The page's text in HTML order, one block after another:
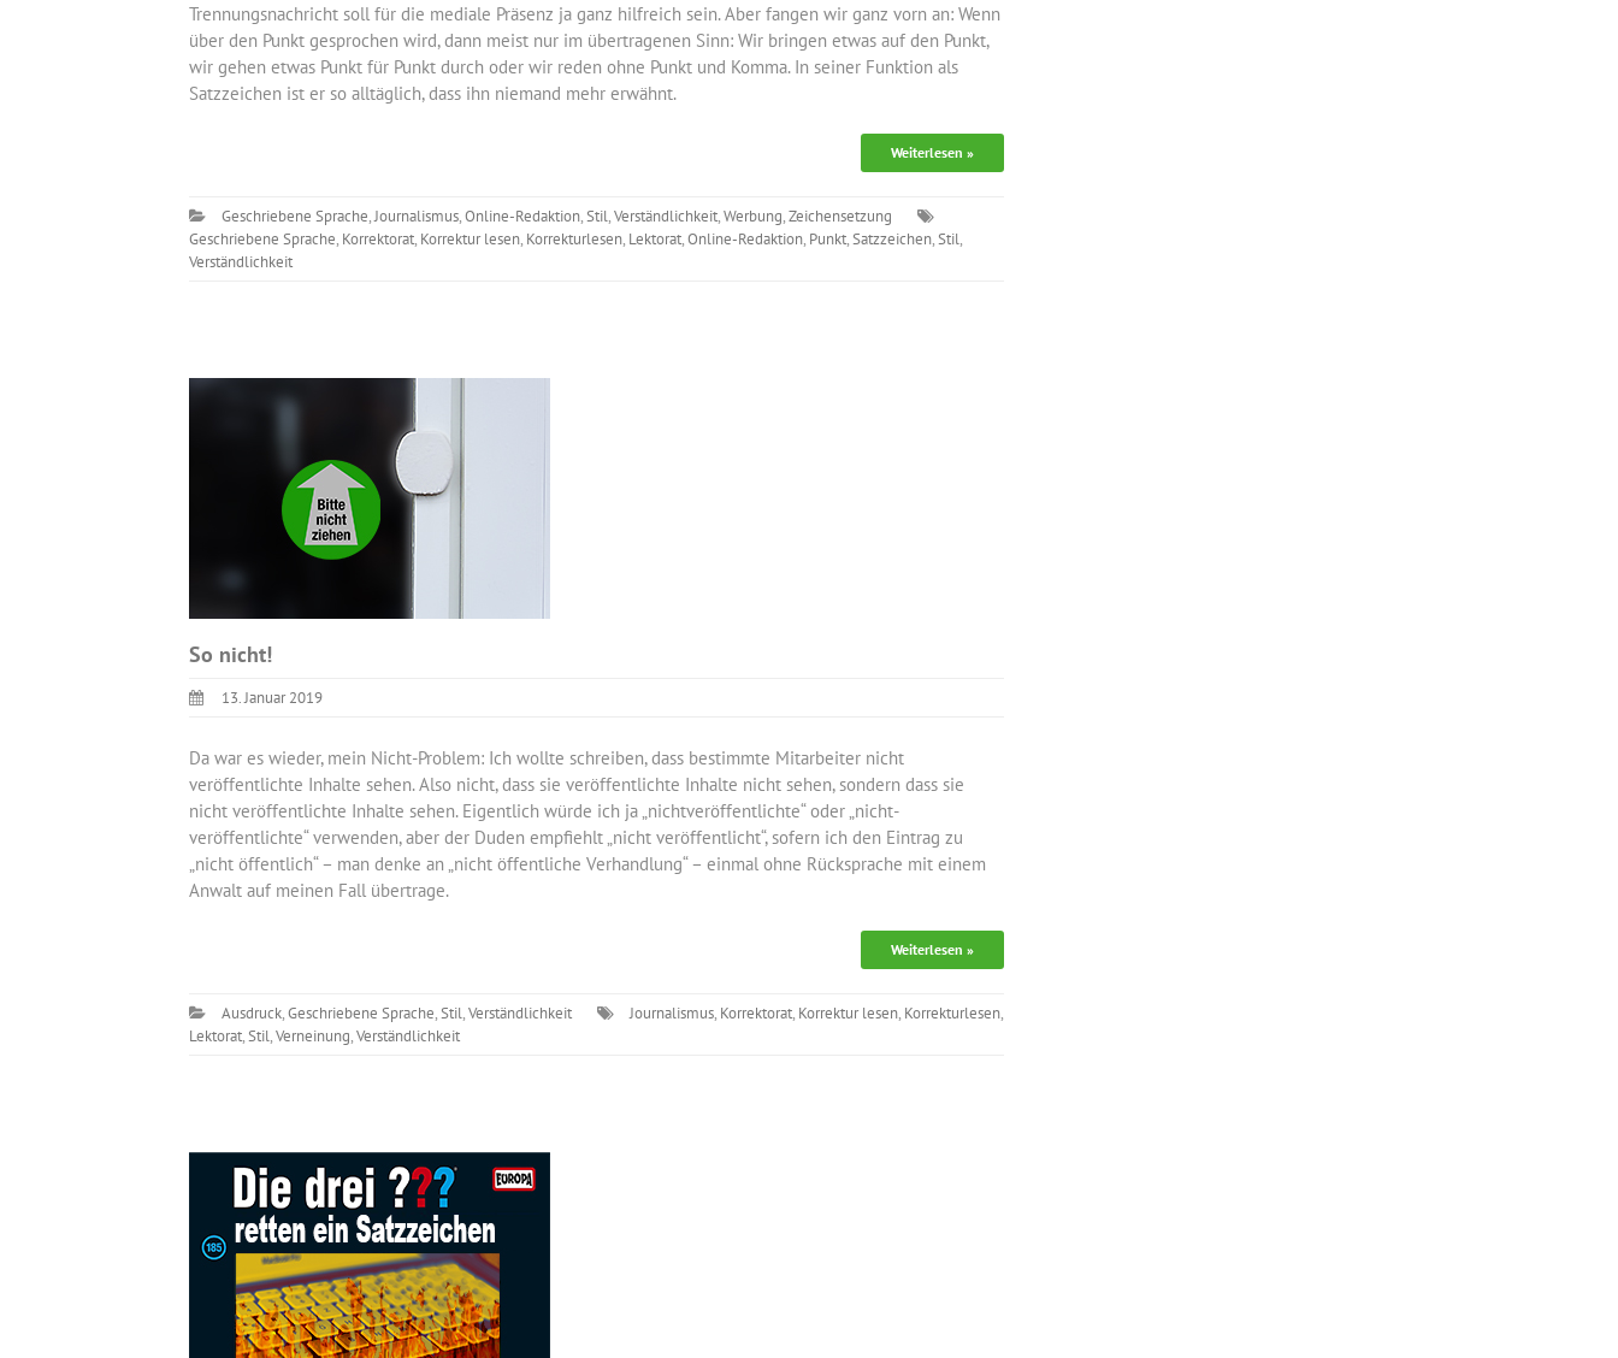
Trennungsnachricht soll für die mediale Präsenz ja ganz hilfreich sein. Aber fangen wir ganz vorn an: Wenn
über den Punkt gesprochen wird, dann meist nur im übertragenen Sinn: Wir bringen etwas auf den Punkt,
wir gehen etwas Punkt für Punkt durch oder wir reden ohne Punkt und Komma. In seiner Funktion als
Satzzeichen ist er so alltäglich, dass ihn niemand mehr erwähnt.
Weiterlesen »
Geschriebene Sprache,Journalismus,Online-Redaktion,Stil,Verständlichkeit,Werbung,Zeichensetzung
Geschriebene Sprache, Korrektorat, Korrektur lesen, Korrekturlesen, Lektorat,Online-Redaktion, Punkt,Satzzeichen,Stil,
Verständlichkeit
So nicht!
13. Januar 2019
Da war es wieder, mein Nicht-Problem: Ich wollte schreiben, dass bestimmte Mitarbeiter nicht
veröffentlichte Inhalte sehen. Also nicht, dass sie veröffentlichte Inhalte nicht sehen, sondern dass sie
nicht veröffentlichte Inhalte sehen. Eigentlich würde ich ja „nichtveröffentlichte“ oder „nicht-
veröffentlichte“ verwenden, aber der Duden empfiehlt „nicht veröffentlicht“, sofern ich den Eintrag zu
„nicht öffentlich“ – man denke an „nicht öffentliche Verhandlung“ – einmal ohne Rücksprache mit einem
Anwalt auf meinen Fall übertrage.
Weiterlesen »
Ausdruck,Geschriebene Sprache,Stil,Verständlichkeit Journalismus, Korrektorat, Korrektur lesen, Korrekturlesen,
Lektorat,Stil,Verneinung,Verständlichkeit